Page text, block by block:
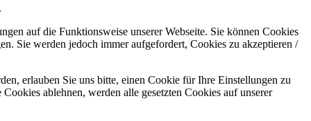
auf die Funktionsweise unserer Webseite. Sie können Cookies
Sie werden jedoch immer aufgefordert, Cookies zu akzeptieren /
erlauben Sie uns bitte, einen Cookie für Ihre Einstellungen zu
ablehnen, werden alle gesetzten Cookies auf unserer